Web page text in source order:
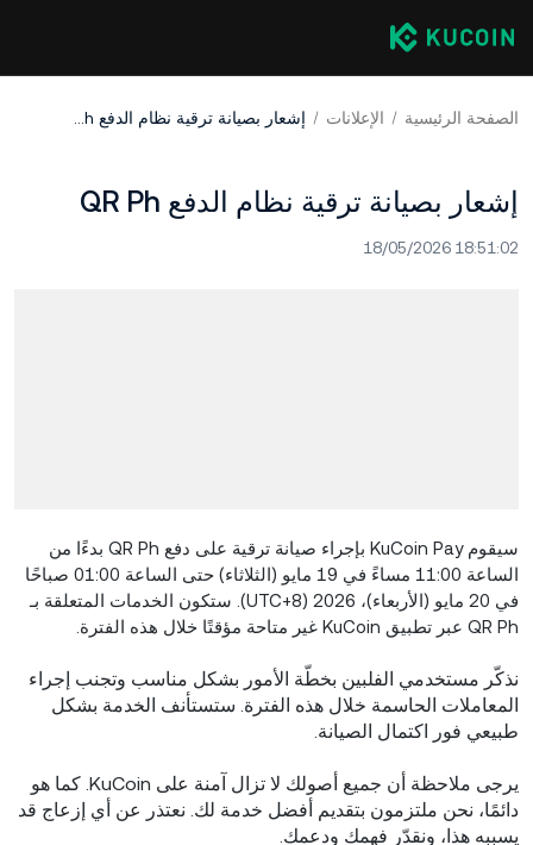
الصفحة الرئيسية الإعلانات إشعار بصيانة ترقية نظام الدفع QR Ph
إشعار بصيانة ترقية نظام الدفع QR Ph
18/05/2026 18:51:02
سيقوم KuCoin Pay بإجراء صيانة ترقية على دفع QR Ph بدءًا من
الساعة 11:00 مساءً في 19 مايو (الثلاثاء) حتى الساعة 01:00 صباحًا
في 20 مايو (الأربعاء)، 2026 (UTC+8). ستكون الخدمات المتعلقة بـ
QR Ph عبر تطبيق KuCoin غير متاحة مؤقتًا خلال هذه الفترة.
نذكّر مستخدمي الفلبين بخطّة الأمور بشكل مناسب وتجنب إجراء
المعاملات الحاسمة خلال هذه الفترة. ستستأنف الخدمة بشكل
طبيعي فور اكتمال الصيانة.
يرجى ملاحظة أن جميع أصولك لا تزال آمنة على KuCoin. كما هو
دائمًا، نحن ملتزمون بتقديم أفضل خدمة لك. نعتذر عن أي إزعاج قد
يسببه هذا، ونقدّر فهمك ودعمك.